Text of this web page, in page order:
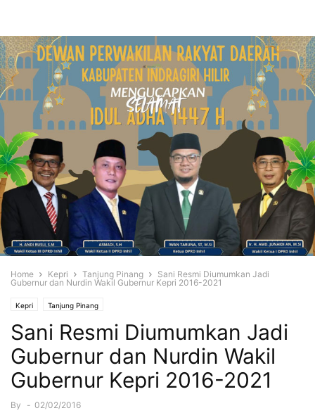
Home Kepri Tanjung Pinang
Sani Resmi Diumumkan Jadi
Gubernur dan Nurdin Wakil Gubernur Kepri 2016-2021
Kepri Tanjung Pinang
Sani Resmi Diumumkan Jadi
Gubernur dan Nurdin Wakil
Gubernur Kepri 2016-2021
By - 02/02/2016